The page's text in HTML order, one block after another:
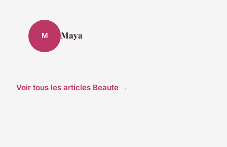
M Maya
Voir tous les articles Beaute →